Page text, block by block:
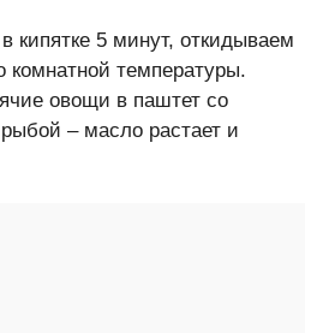
кипятке 5 минут, откидываем
комнатной температуры.
овощи в паштет со
– масло растает и